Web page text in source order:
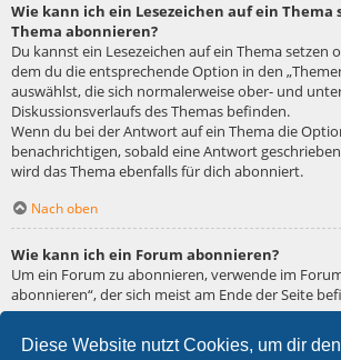
Diese Website nutzt Cookies, um dir den
Wie kann ich ein Lesezeichen auf ein Thema
Thema abonnieren?
Du kannst ein Lesezeichen auf ein Thema setzen
dem du die entsprechende Option in den
auswählst, die sich normalerweise ober- und
Diskussionsverlaufs des Themas befinden.
Wenn du bei der Antwort auf ein Thema die
benachrichtigen, sobald eine Antwort
wird das Thema ebenfalls für dich abonniert.
Nach oben
Wie kann ich ein Forum abonnieren?
Um ein Forum zu abonnieren, verwende im
abonnieren“, der sich meist am Ende der Seite